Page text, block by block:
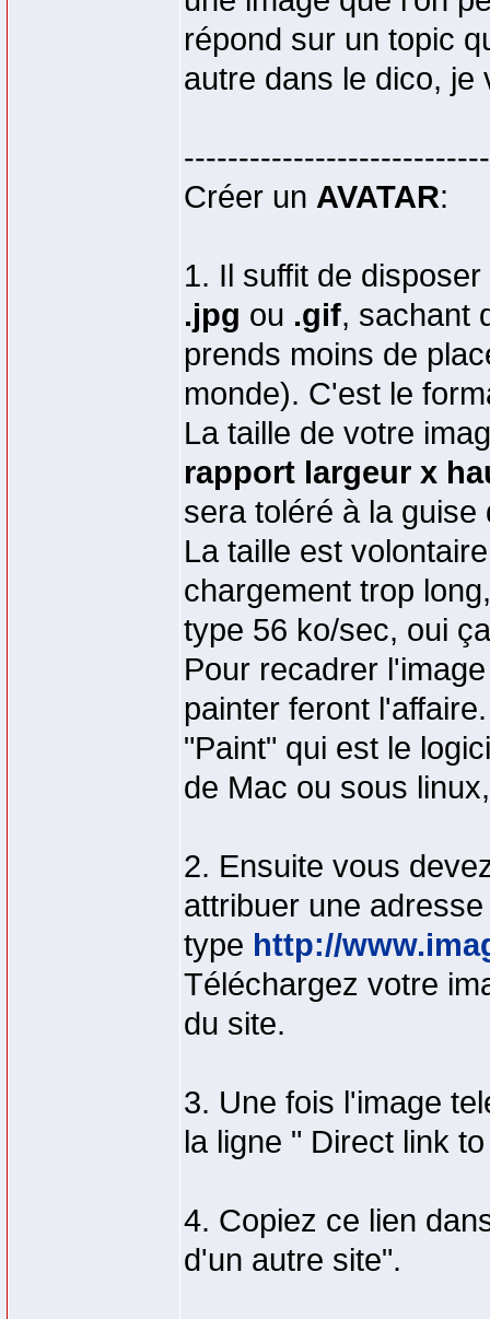
répond sur un topic
autre dans le dico,
Créer un AVATAR:
1. Il suffit de
.jpg ou .gif, sachant
prends moins de
monde). C'est le
La taille de votre
rapport largeur x
sera toléré à la
La taille est
chargement trop
type 56 ko/sec, oui
Pour recadrer
painter feront
"Paint" qui est le
de Mac ou sous
2. Ensuite vous
attribuer une
type http://
Téléchargez votre
du site.
3. Une fois l'image
la ligne " Direct link
4. Copiez ce lien
d'un autre site".